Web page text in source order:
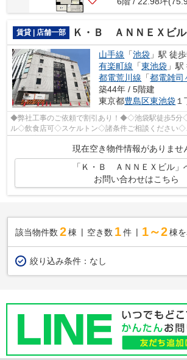
賃貸 | 店舗一部 Ｋ・Ｂ ＡＮＮＥＸビル
山手線 「池袋 」駅 徒
有楽町線 「東池袋 」
都電荒川線 「都電雑司
築44年 / 5階建
東京都豊島区東池袋１
◆弊社工事のご依頼で割引あり！◆◇池袋駅徒歩5分
ル◇飲食店可◇スケルトン◇諸条件ご相談ください◇
現在空き物件情報がありませ
「Ｋ・Ｂ ＡＮＮＥＸビル」
お問い合わせはこちら
該当物件数 2棟 空き数 1 件 1～2 棟
絞り込み条件： なし